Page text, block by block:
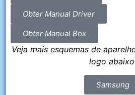
Obter Manual Driver
Obter Manual Box
Veja mais esquemas de
logo
Samsung